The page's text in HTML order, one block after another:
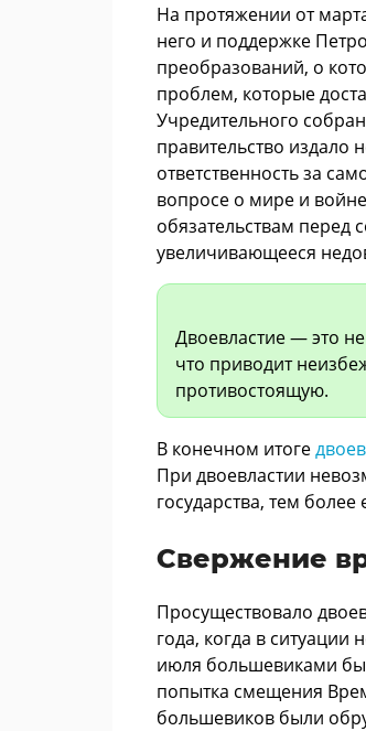
На протяжении от
него и поддержке
преобразований, о
проблем, которые
Учредительного
правительство издало
ответственность за
вопросе о мире и
обязательствам перед
увеличивающееся
Двоевластие — это
что приводит
противостоящую.
В конечном итоге
При двоевластии
государства, тем
Свержение
Просуществовало
года, когда в
июля большевиками
попытка смещения
большевиков были